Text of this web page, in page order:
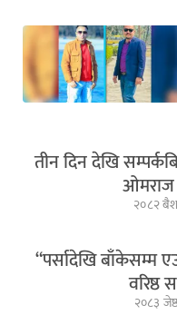
तीन दिन देखि
ओमराज
२०८२
“पर्सादेखि बाँकेसम्म
२०८३